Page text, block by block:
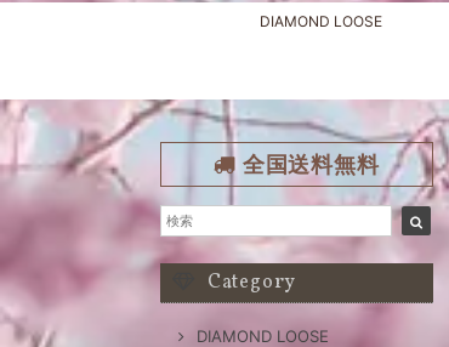
DIAMOND LOOSE
全国送料無料
Category
DIAMOND LOOSE